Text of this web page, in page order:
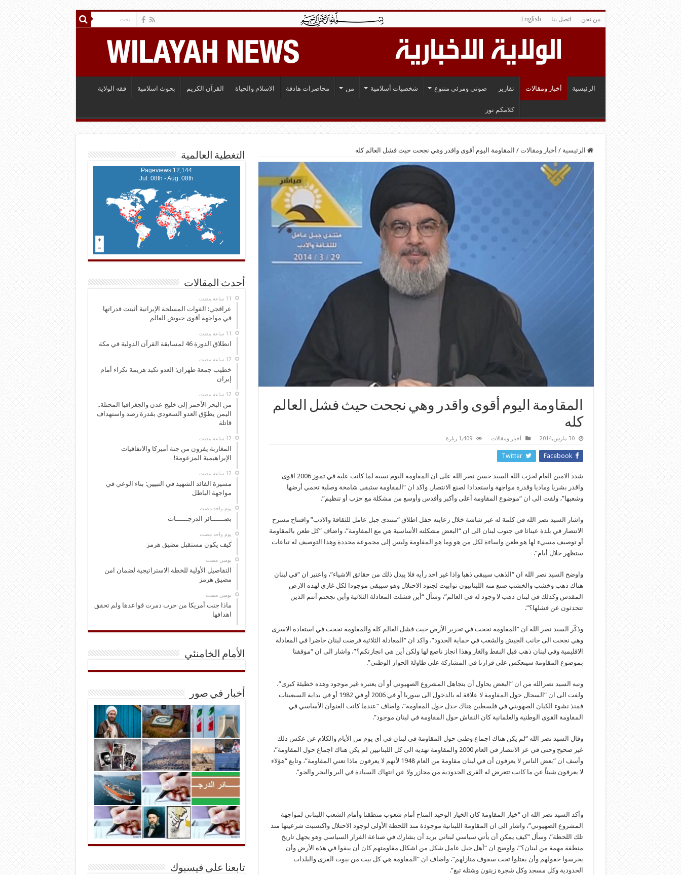
من نحن اتصل بنا English
الرئيسية أخبار ومقالات تقارير صوتي ومرئي متنوع شخصيات أسلامية من محاضرات هادفة الاسلام والحياة القرآن الكريم بحوث اسلامية فقه الولاية
كلامكم نور
الرئيسية / أخبار ومقالات / المقاومة اليوم أقوى واقدر وهي نجحت حيث فشل العالم كله
المقاومة اليوم أقوى واقدر وهي نجحت حيث فشل العالم
كله
30 مارس,2014 أخبار ومقالات 1,409 زيارة
Facebook
Twitter
شدد الامين العام لحزب الله السيد حسن نصر الله على ان المقاومة اليوم نسبة لما كانت عليه في تموز 2006 اقوى
واقدر بشريا وماديا وقدرة مواجهة واستعدادا لصنع الانتصار. واكد ان “المقاومة ستبقى شامخة وصلبة تحمي أرضها
وشعبها”، ولفت الى ان “موضوع المقاومة أعلى وأكبر وأقدس وأوسع من مشكلة مع حزب أو تنظيم”.
واشار السيد نصر الله في كلمة له عبر شاشة خلال رعايته حفل اطلاق “منتدى جبل عامل للثقافة والادب” وافتتاح مسرح
الانتصار في بلدة عيناثا في جنوب لبنان الى ان “البعض مشكلته الأساسية هي مع المقاومة”، واضاف “كل طعن بالمقاومة
أو توصيف مسيء لها هو طعن واساءة لكل من هو وما هو المقاومة وليس إلى مجموعة محددة وهذا التوصيف له تباعات
ستظهر خلال أيام”.
واوضح السيد نصر الله ان “الذهب سيبقى ذهبا واذا غير احد رأيه فلا يبدل ذلك من حقائق الاشياء”، واعتبر ان “في لبنان
هناك ذهب وخشب والخشب صنع منه اللبنانيون توابيت لجنود الاحتلال وهو سيبقى موجودا لكل غازي لهذه الارض
المقدس وكذلك في لبنان ذهب لا وجود له في العالم”، وسأل “أين فشلت المعادلة الثلاثية وأين نجحتم أنتم الذين
تتحدثون عن فشلها؟”.
وذكّر السيد نصر الله ان “المقاومة نجحت في تحرير الأرض حيث فشل العالم كله والمقاومة نجحت في استعادة الاسرى
وهي نجحت الى جانب الجيش والشعب في حماية الحدود”، واكد ان “المعادلة الثلاثية فرضت لبنان حاضرا في المعادلة
الاقليمية وفي لبنان ذهب قبل النفط والغاز وهذا انجاز ناصع لها ولكن أين هي انجازتكم؟”، واشار الى ان “موقفنا
بموضوع المقاومة سينعكس على قرارنا في المشاركة على طاولة الحوار الوطني”.
ونبه السيد نصرالله من ان “البعض يحاول أن يتجاهل المشروع الصهيوني أو أن يعتبره غير موجود وهذه خطيئة كبرى”،
ولفت الى ان “السجال حول المقاومة لا علاقة له بالدخول الى سوريا أو في 2006 أو في 1982 أو في بداية السبعينات
فمنذ نشوء الكيان الصهويني في فلسطين هناك جدل حول المقاومة”، واضاف “عندما كانت العنوان الأساسي في
المقاومة القوى الوطنية والعلمانية كان النقاش حول المقاومة في لبنان موجود”.
وقال السيد نصر الله “لم يكن هناك اجماع وطني حول المقاومة في لبنان في أي يوم من الأيام والكلام عن عكس ذلك
غير صحيح وحتى في عز الانتصار في العام 2000 والمقاومة تهديه الى كل اللبنانيين لم يكن هناك اجماع حول المقاومة”،
وأسف ان “بعض الناس لا يعرفون أن في لبنان مقاومة من العام 1948 لأنهم لا يعرفون ماذا تعني المقاومة”، وتابع “هؤلاء
لا يعرفون شيئاً عن ما كانت تتعرض له القرى الحدودية من مجازر ولا عن انتهاك السيادة في البر والبحر والجو”.
وأكد السيد نصر الله ان “خيار المقاومة كان الخيار الوحيد المتاح أمام شعوب منطقنا وأمام الشعب اللبناني لمواجهة
المشروع الصهيوني”، واشار الى ان المقاومة اللبنانية موجودة منذ اللحظة الأولى لوجود الاحتلال واكتسبت شرعيتها منذ
تلك اللحظة”، وسأل “كيف يمكن أن يأتي سياسي لبناني يريد أن يشارك في صناعة القرار السياسي وهو يجهل تاريخ
منطقة مهمة من لبنان؟”، واوضح ان “أهل جبل عامل شكل من اشكال مقاومتهم كان أن يبقوا في هذه الأرض وأن
يحرسوا حقولهم وأن يقتلوا تحت سقوف منازلهم”، واضاف ان “المقاومة هي كل بيت من بيوت القرى والبلدات
الحدودية وكل مسجد وكل شجرة زيتون وشتلة تبغ”.
التغطية العالمية
12,144 Pageviews
Jul. 08th - Aug. 08th
أحدث المقالات
عراقجي: القوات المسلحة الإيرانية أثبتت قدراتها
في مواجهة أقوى جيوش العالم
انطلاق الدورة 46 لمسابقة القرآن الدولية في مكة
خطيب جمعة طهران: العدو تكبد هزيمة نكراء أمام
إيران
من البحر الأحمر إلى خليج عدن والجغرافيا المحتلة..
اليمن يطوّق العدو السعودي بقدرة رصد واستهداف
قاتلة
المغاربة يفرون من جنة أميركا والاتفاقيات
الإبراهيمية المزعومة!
مسيرة القائد الشهيد في التبيين: بناء الوعي في
مواجهة الباطل
‏يوم واحد مضت
بصــــــائر الدرجــــــات
‏يوم واحد مضت
كيف يكون مستقبل مضيق هرمز
‏يومين مضت
التفاصيل الأولية للخطة الاستراتيجية لضمان امن
مضيق هرمز
‏يومين مضت
ماذا جنت أمريكا من حرب دمرت قواعدها ولم تحقق
اهدافها
الأمام الخامنئي
أخبار في صور
تابعنا على فيسبوك